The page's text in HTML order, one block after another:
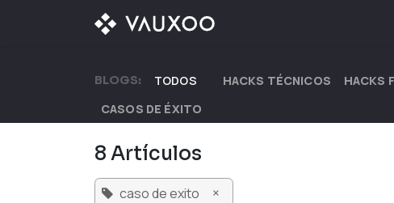
BLOGS: TODOS HACKS TÉCNICOS HACKS
CASOS DE ÉXITO
8 Artículos
caso de exito ×